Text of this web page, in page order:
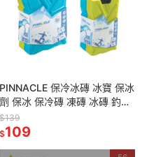
PINNACLE 保冷冰磚 冰寶 保冰
劑 保冰 保冷磚 凍磚 冰磚 釣魚
露營野營保冷保鮮
$139
$109